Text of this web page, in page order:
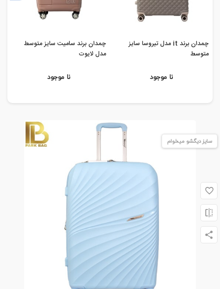
چمدان برند it مدل تیروسا سایز
متوسط
نا موجود
چمدان برند سامیت سایز متوسط
مدل لایوت
نا موجود
سایز دیگشو میخوام